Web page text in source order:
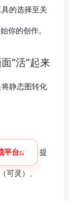
的选择至关
你的创作。
“活”起来
静态图转化
平台 提
可灵）、